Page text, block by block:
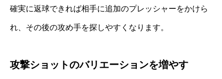
確実に返球できれば相手に追加のプレッシャーをかけら
れ、その後の攻め手を探しやすくなります。
攻撃ショットのバリエーションを増やす